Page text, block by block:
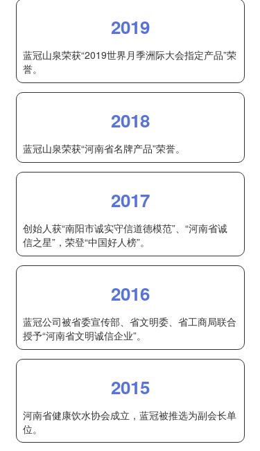
2019
蓝冠山泉荣获“2019世界月季洲际大会指定产品”荣
誉。
2018
蓝冠山泉荣获“河南省名牌产品”荣誉。
2017
创始人获“南阳市诚实守信道德模范”、“河南省诚
信之星”，荣登“中国好人榜”。
2016
蓝冠公司被省委宣传部、省文明委、省工商局联合
授予“河南省文明诚信企业”。
2015
河南省健康饮水协会成立，蓝冠被推选为副会长单
位。